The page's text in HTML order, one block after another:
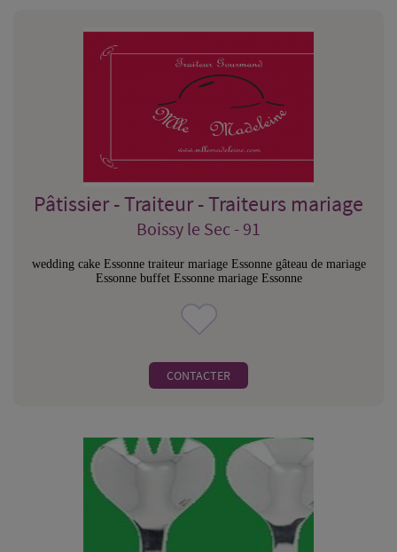
Pâtissier - Traiteur - Traiteurs mariage
Boissy le Sec - 91
wedding cake Essonne traiteur mariage Essonne gâteau de mariage
Essonne buffet Essonne mariage Essonne
CONTACTER